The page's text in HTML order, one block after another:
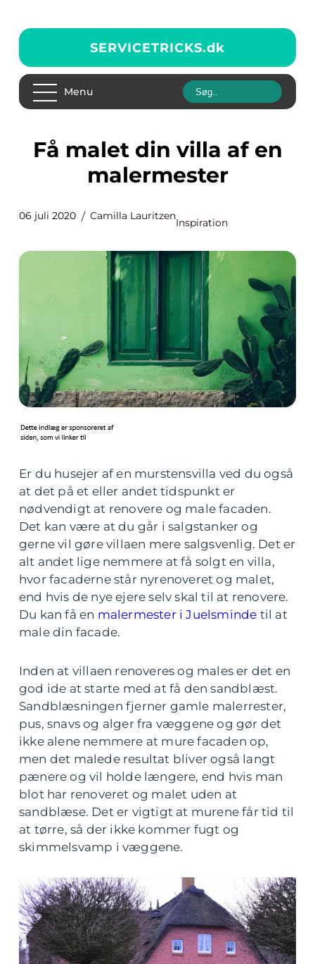
SERVICETRICKS.dk
Menu
Få malet din villa af en
malermester
06 juli 2020 Camilla Lauritzen
Inspiration
Er du husejer af en murstensvilla ved du også
at det på et eller andet tidspunkt er
nødvendigt at renovere og male facaden.
Det kan være at du går i salgstanker og
gerne vil gøre villaen mere salgsvenlig. Det er
alt andet lige nemmere at få solgt en villa,
hvor facaderne står nyrenoveret og malet,
end hvis de nye ejere selv skal til at renovere.
Du kan få en malermester i Juelsminde til at
male din facade.
Inden at villaen renoveres og males er det en
god ide at starte med at få den sandblæst.
Sandblæsningen fjerner gamle malerrester,
pus, snavs og alger fra væggene og gør det
ikke alene nemmere at mure facaden op,
men det malede resultat bliver også langt
pænere og vil holde længere, end hvis man
blot har renoveret og malet uden at
sandblæse. Det er vigtigt at murene får tid til
at tørre, så der ikke kommer fugt og
skimmelsvamp i væggene.